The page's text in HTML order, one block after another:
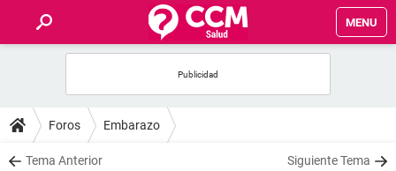
MENU
FOROS
SALUD
Foros Embarazo
Tema Anterior Siguiente Tema